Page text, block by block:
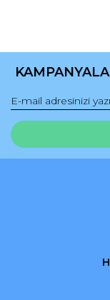
Ürün
Ürün fiyatı diğer
Bu ürüne